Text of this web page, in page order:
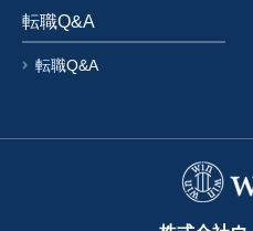
転職Q&A
転職Q&A